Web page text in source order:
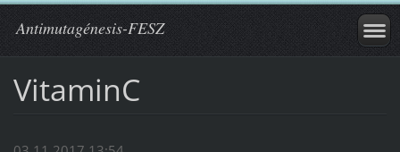
Antimutagénesis-FESZ
VitaminC